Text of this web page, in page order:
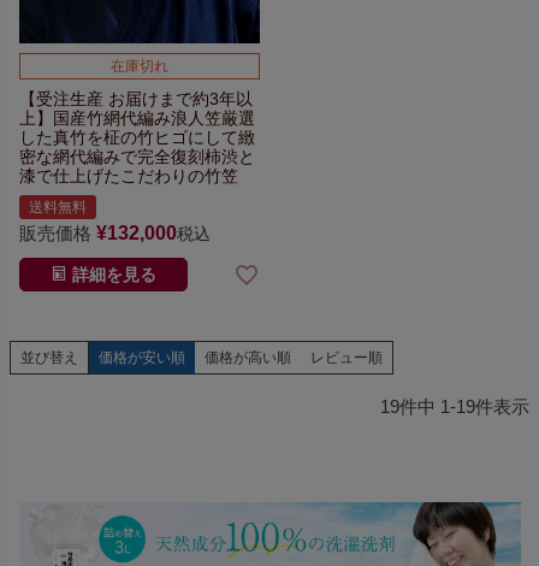
在庫切れ
【受注生産 お届けまで約3年以
上】
国産竹網代編み浪人笠厳選
した真竹を柾の竹ヒゴにして緻
密な網代編みで完全復刻柿渋と
漆で仕上げた こだわりの竹笠
送料無料
販売価格 ¥132,000税込
詳細を見る
並び替え 価格が安い順 価格が高い順 レビュー順
19件中 1-19件表示